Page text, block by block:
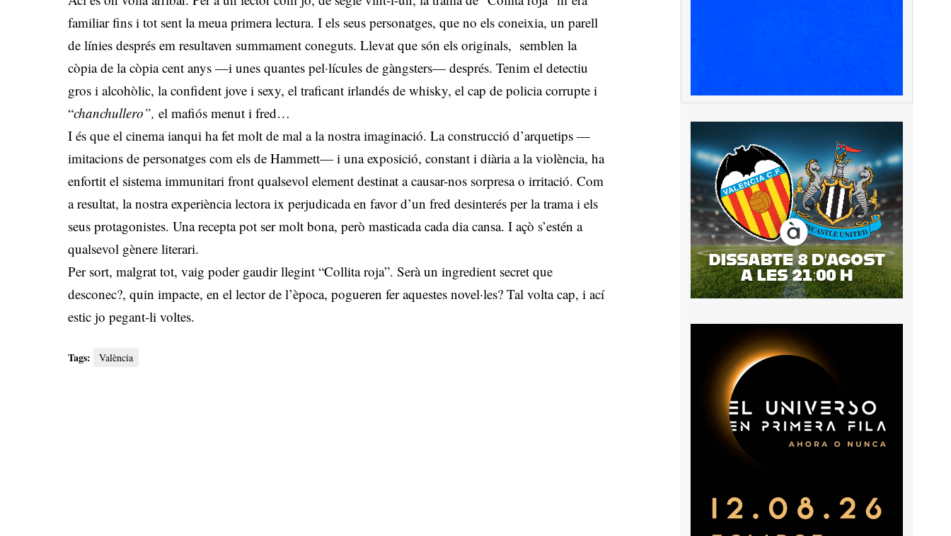
familiar fins i tot sent la meua primera lectura. I els seus personatges, que no els coneixia, un parell
de línies després em resultaven summament coneguts. Llevat que són els originals, semblen la
còpia de la còpia cent anys —i unes quantes pel·lícules de gàngsters— després. Tenim el detectiu
gros i alcohòlic, la confident jove i sexy, el traficant irlandés de whisky, el cap de policia corrupte i
“chanchullero”,el mafiós menut i fred…
I és que el cinema ianqui ha fet molt de mal a la nostra imaginació. La construcció d’arquetips —
imitacions de personatges com els de Hammett— i una exposició, constant i diària a la violència, ha
enfortit el sistema immunitari front qualsevol element destinat a causar-nos sorpresa o irritació. Com
a resultat, la nostra experiència lectora ix perjudicada en favor d’un fred desinterés per la trama i els
seus protagonistes. Una recepta pot ser molt bona, però masticada cada dia cansa. I açò s’estén a
qualsevol gènere literari.
Per sort, malgrat tot, vaig poder gaudir llegint “Collita roja”. Serà un ingredient secret que
desconec?, quin impacte, en el lector de l’època, pogueren fer aquestes novel·les? Tal volta cap, i ací
estic jo pegant-li voltes.
Tags: València